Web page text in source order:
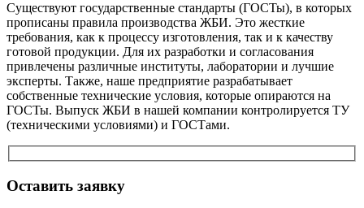
Существуют государственные стандарты (ГОСТы), в которых
прописаны правила производства ЖБИ. Это жесткие
требования, как к процессу изготовления, так и к качеству
готовой продукции. Для их разработки и согласования
привлечены различные институты, лаборатории и лучшие
эксперты. Также, наше предприятие разрабатывает
собственные технические условия, которые опираются на
ГОСТы. Выпуск ЖБИ в нашей компании контролируется ТУ
(техническими условиями) и ГОСТами.
Оставить заявку